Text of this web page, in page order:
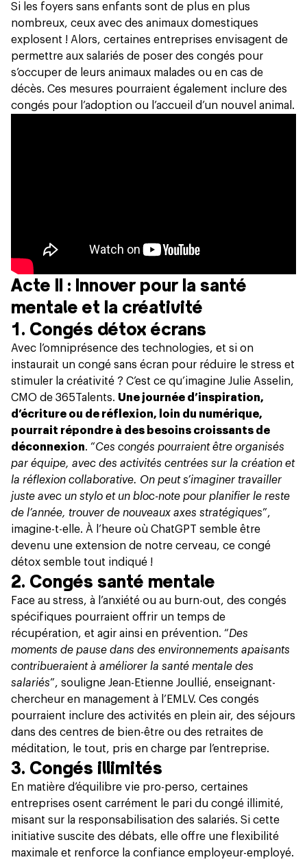
Si les foyers sans enfants sont de plus en plus
nombreux, ceux avec des animaux domestiques
explosent ! Alors, certaines entreprises envisagent de
permettre aux salariés de poser des congés pour
s’occuper de leurs animaux malades ou en cas de
décès. Ces mesures pourraient également inclure des
congés pour l’adoption ou l’accueil d’un nouvel animal.
Acte II : Innover pour la santé
mentale et la créativité
1. Congés détox écrans
Avec l’omniprésence des technologies, et si on
instaurait un congé sans écran pour réduire le stress et
stimuler la créativité ? C’est ce qu’imagine Julie Asselin,
CMO de 365Talents. Une journée d’inspiration,
d’écriture ou de réflexion, loin du numérique,
pourrait répondre à des besoins croissants de
déconnexion. “Ces congés pourraient être organisés
par équipe, avec des activités centrées sur la création et
la réflexion collaborative. On peut s’imaginer travailler
juste avec un stylo et un bloc-note pour planifier le reste
de l’année, trouver de nouveaux axes stratégiques”,
imagine-t-elle. À l’heure où ChatGPT semble être
devenu une extension de notre cerveau, ce congé
détox semble tout indiqué !
2. Congés santé mentale
Face au stress, à l’anxiété ou au burn-out, des congés
spécifiques pourraient offrir un temps de
récupération, et agir ainsi en prévention. “Des
moments de pause dans des environnements apaisants
contribueraient à améliorer la santé mentale des
salariés”, souligne Jean-Etienne Joullié, enseignant-
chercheur en management à l’EMLV. Ces congés
pourraient inclure des activités en plein air, des séjours
dans des centres de bien-être ou des retraites de
méditation, le tout, pris en charge par l’entreprise.
3. Congés illimités
En matière d’équilibre vie pro-perso, certaines
entreprises osent carrément le pari du congé illimité,
misant sur la responsabilisation des salariés. Si cette
initiative suscite des débats, elle offre une flexibilité
maximale et renforce la confiance employeur-employé.